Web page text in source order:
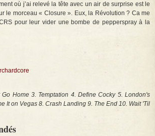
où j’ai relevé la tête avec un air de surprise est le
le morceau « Closure ». Eux, la Révolution ? Ca me
pour leur vider une bombe de pepperspray à la
Go Home 3. Temptation 4. Define Cocky 5. London's
It on Vegas 8. Crash Landing 9. The End 10. Wait 'Til